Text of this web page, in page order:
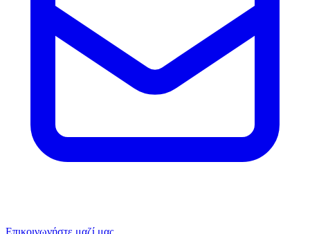
Επικοινωνήστε μαζί μας